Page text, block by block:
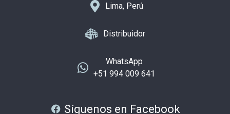
Lima, Perú
Distribuidor
WhatsApp
+51 994 009 641
Síguenos en Facebook